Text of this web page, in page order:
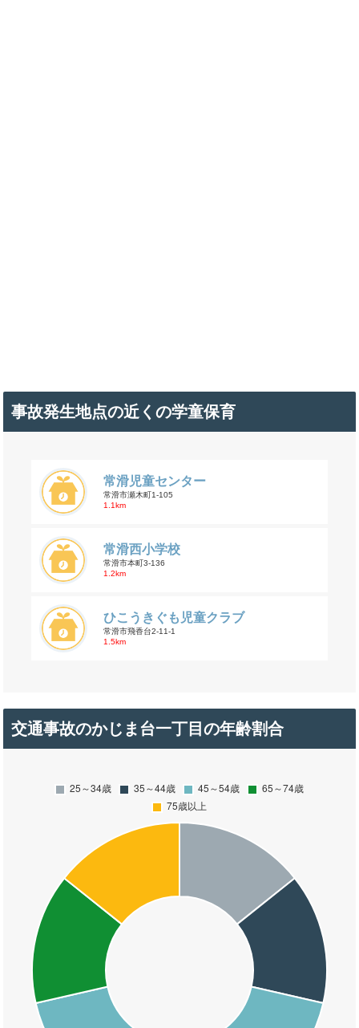
事故発生地点の近くの学童保育
常滑児童センター
常滑市瀬木町1-105
1.1km
常滑西小学校
常滑市本町3-136
1.2km
ひこうきぐも児童クラブ
常滑市飛香台2-11-1
1.5km
交通事故のかじま台一丁目の年齢割合